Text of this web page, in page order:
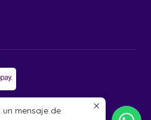
un mensaje de